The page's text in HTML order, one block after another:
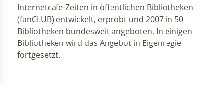
Internetcafe-Zeiten in öffentlichen Bibliotheken
(fanCLUB) entwickelt, erprobt und 2007 in 50
Bibliotheken bundesweit angeboten. In einigen
Bibliotheken wird das Angebot in Eigenregie
fortgesetzt.